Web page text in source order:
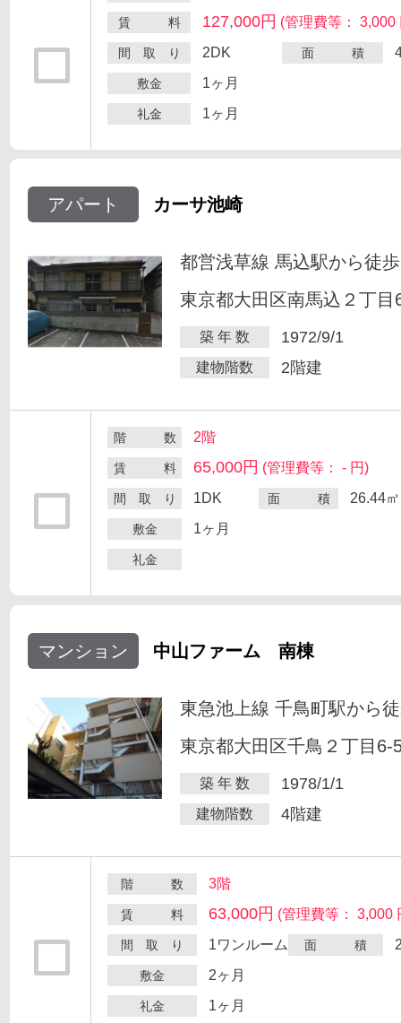
賃 料 127,000円 (管理費等： 3,000
間 取 り 2DK 面 積
敷金 1ヶ月
礼金 1ヶ月
アパート カーサ池崎
都営浅草線 馬込駅から徒
東京都大田区南馬込２丁目
築 年 数 1972/9/1
建物階数 2階建
階 数 2階
賃 料 65,000円 (管理費等： - 円)
間 取 り 1DK 面 積 26.44㎡
敷金 1ヶ月
礼金
マンション 中山ファーム 南棟
東急池上線 千鳥町駅から
東京都大田区千鳥２丁目6-
築 年 数 1978/1/1
建物階数 4階建
階 数 3階
賃 料 63,000円 (管理費等： 3,000
間 取 り 1ワンルーム 面 積
敷金 2ヶ月
礼金 1ヶ月